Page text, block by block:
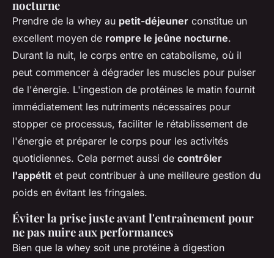
nocturne
Prendre de la whey au petit-déjeuner constitue un
excellent moyen de rompre le jeûne nocturne.
Durant la nuit, le corps entre en catabolisme, où il
peut commencer à dégrader les muscles pour puiser
de l'énergie. L'ingestion de protéines le matin fournit
immédiatement les nutriments nécessaires pour
stopper ce processus, faciliter le rétablissement de
l'énergie et préparer le corps pour les activités
quotidiennes. Cela permet aussi de contrôler
l'appétit et peut contribuer à une meilleure gestion du
poids en évitant les fringales.
Éviter la prise juste avant l'entraînement pour
ne pas nuire aux performances
Bien que la whey soit une protéine à digestion